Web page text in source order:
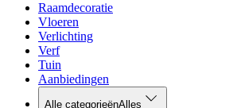
Raamdecoratie
Vloeren
Verlichting
Verf
Tuin
Aanbiedingen
Alle categorieënAlles